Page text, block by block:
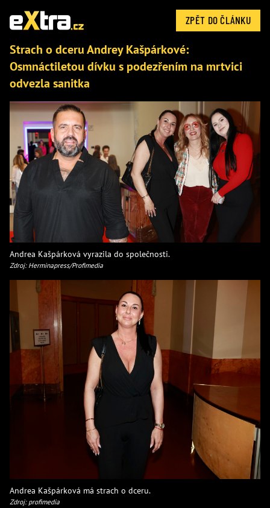
ZPĚT DO ČLÁNKU
Strach o dceru Andrey Kašpárkové:
Osmnáctiletou dívku s podezřením na mrtvici
odvezla sanitka
Andrea Kašpárková vyrazila do společnosti.
Zdroj: Herminapress/Profimedia
Andrea Kašpárková má strach o dceru.
Zdroj: profimedia